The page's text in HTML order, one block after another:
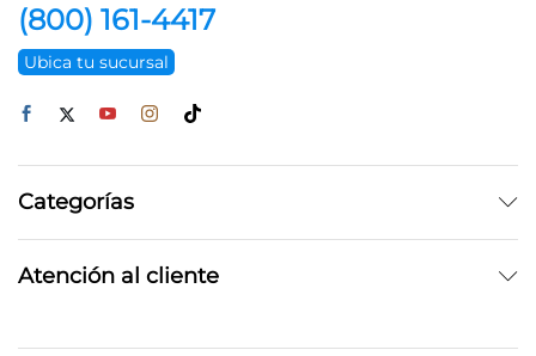
(800) 161-4417
Ubica tu sucursal
Categorías
Atención al cliente